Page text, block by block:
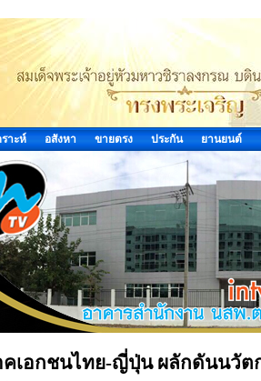
าะห์ อสังหา ขายตรง ประกัน ยานยนต์
เอกชนไทย-ญี่ปุ่น ผลักดันนวัต